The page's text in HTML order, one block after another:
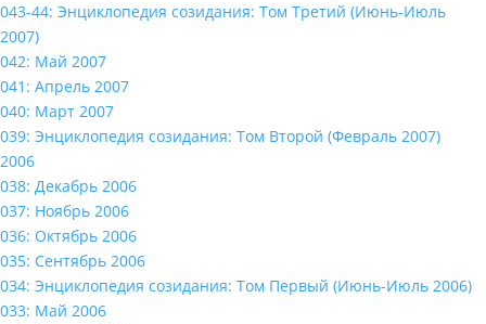
043-44: Энциклопедия созидания: Том Третий (Июнь-Июль
2007)
042: Май 2007
041: Апрель 2007
040: Март 2007
039: Энциклопедия созидания: Том Второй (Февраль 2007)
2006
038: Декабрь 2006
037: Ноябрь 2006
036: Октябрь 2006
035: Сентябрь 2006
034: Энциклопедия созидания: Том Первый (Июнь-Июль 2006)
033: Май 2006